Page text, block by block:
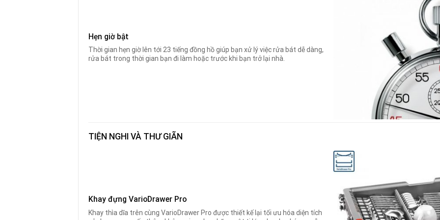
Hẹn giờ bật
Thời gian hẹn giờ lên tới 23 tiếng đồng hồ giúp bạn xử lý việc rửa bát dễ dàng,
rửa bát trong thời gian bạn đi làm hoặc trước khi bạn trở lại nhà.
TIỆN NGHI VÀ THƯ GIÃN
Khay đựng VarioDrawer Pro
Khay thìa dĩa trên cùng VarioDrawer Pro được thiết kế lại tối ưu hóa diện tích